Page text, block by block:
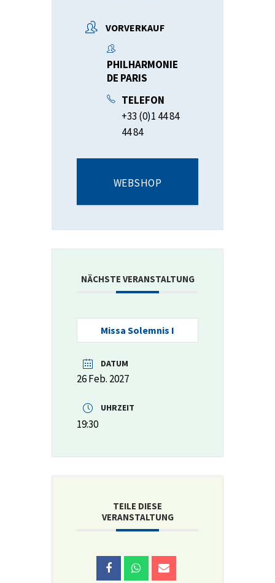
VORVERKAUF
PHILHARMONIE
DE PARIS
TELEFON
+33 (0)1 44 84
44 84
WEBSHOP
NÄCHSTE VERANSTALTUNG
Missa Solemnis I
DATUM
26 Feb. 2027
UHRZEIT
19:30
TEILE DIESE
VERANSTALTUNG